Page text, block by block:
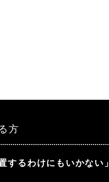
方
するわけにもいかない」